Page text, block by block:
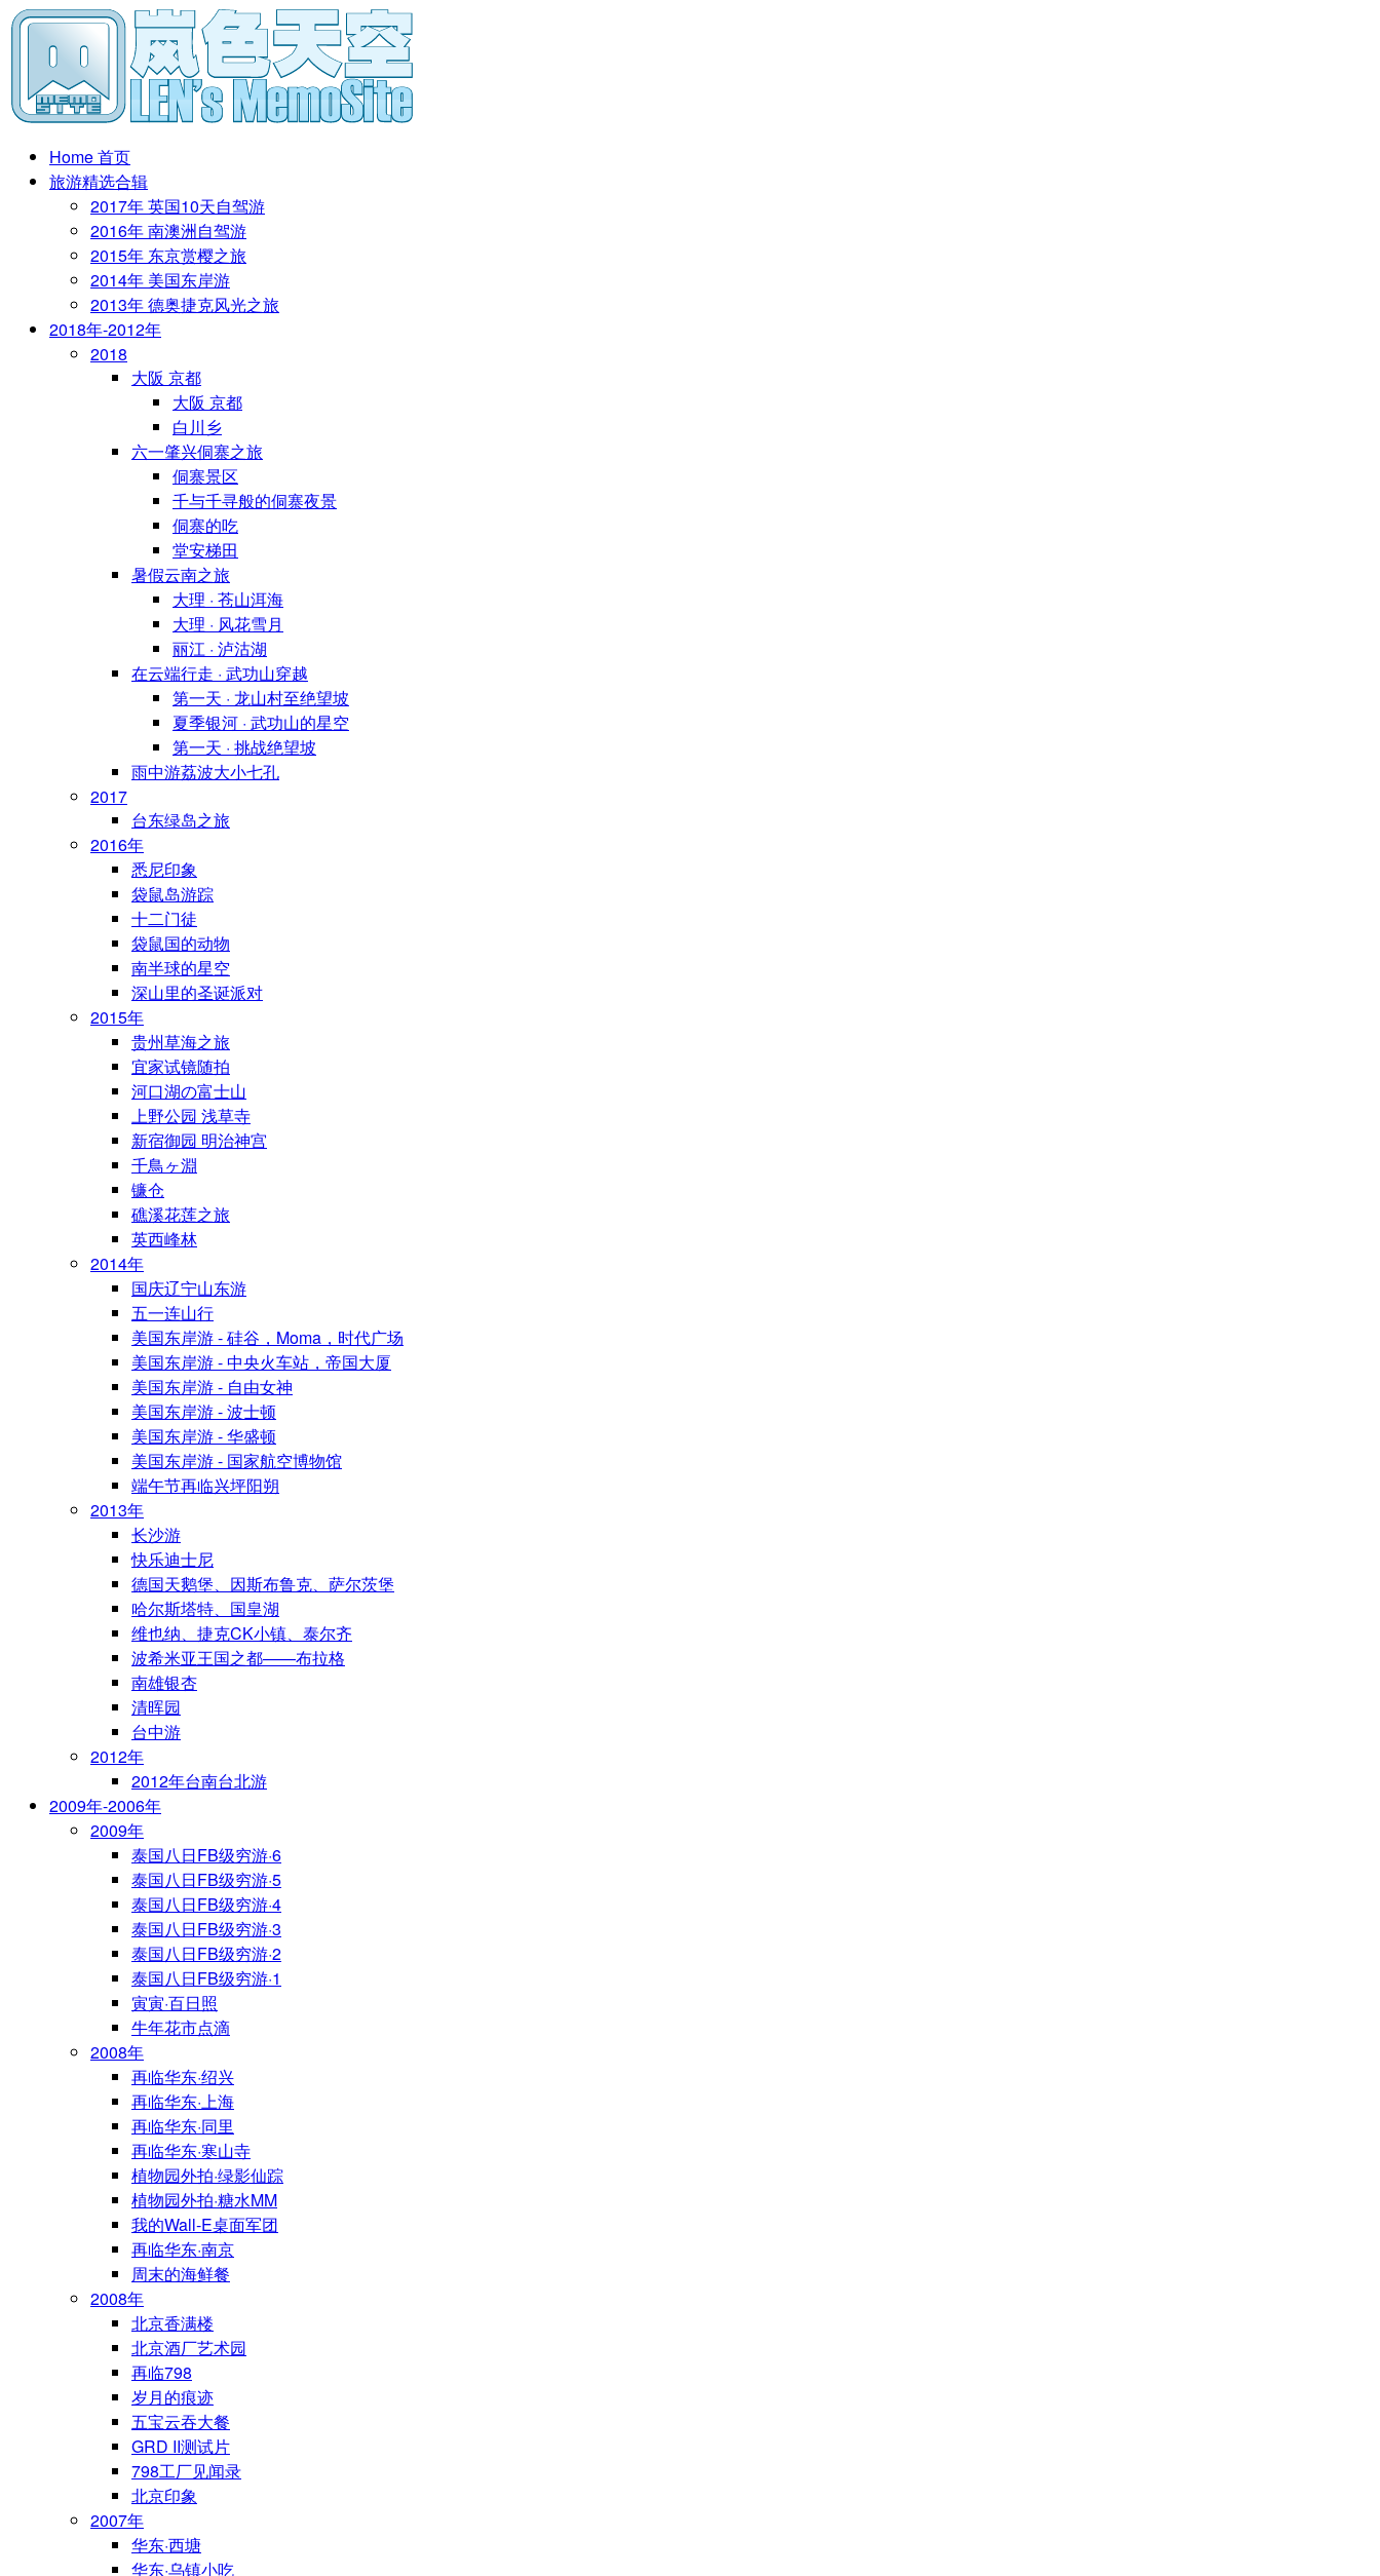
Home 首页
旅游精选合辑
2017年 英国10天自驾游
2016年 南澳洲自驾游
2015年 东京赏樱之旅
2014年 美国东岸游
2013年 德奥捷克风光之旅
2018年-2012年
2018
大阪 京都
大阪 京都
白川乡
六一肇兴侗寨之旅
侗寨景区
千与千寻般的侗寨夜景
侗寨的吃
堂安梯田
暑假云南之旅
大理 · 苍山洱海
大理 · 风花雪月
丽江 · 泸沽湖
在云端行走 · 武功山穿越
第一天 · 龙山村至绝望坡
夏季银河 · 武功山的星空
第一天 · 挑战绝望坡
雨中游荔波大小七孔
2017
台东绿岛之旅
2016年
悉尼印象
袋鼠岛游踪
十二门徒
袋鼠国的动物
南半球的星空
深山里的圣诞派对
2015年
贵州草海之旅
宜家试镜随拍
河口湖の富士山
上野公园 浅草寺
新宿御园 明治神宫
千鳥ヶ淵
镰仓
礁溪花莲之旅
英西峰林
2014年
国庆辽宁山东游
五一连山行
美国东岸游 - 硅谷，Moma，时代广场
美国东岸游 - 中央火车站，帝国大厦
美国东岸游 - 自由女神
美国东岸游 - 波士顿
美国东岸游 - 华盛顿
美国东岸游 - 国家航空博物馆
端午节再临兴坪阳朔
2013年
长沙游
快乐迪士尼
德国天鹅堡、因斯布鲁克、萨尔茨堡
哈尔斯塔特、国皇湖
维也纳、捷克CK小镇、泰尔齐
波希米亚王国之都——布拉格
南雄银杏
清晖园
台中游
2012年
2012年台南台北游
2009年-2006年
2009年
泰国八日FB级穷游·6
泰国八日FB级穷游·5
泰国八日FB级穷游·4
泰国八日FB级穷游·3
泰国八日FB级穷游·2
泰国八日FB级穷游·1
寅寅·百日照
牛年花市点滴
2008年
再临华东·绍兴
再临华东·上海
再临华东·同里
再临华东·寒山寺
植物园外拍·绿影仙踪
植物园外拍·糖水MM
我的Wall-E桌面军团
再临华东·南京
周末的海鲜餐
2008年
北京香满楼
北京酒厂艺术园
再临798
岁月的痕迹
五宝云吞大餐
GRD II测试片
798工厂见闻录
北京印象
2007年
华东·西塘
华东·乌镇小吃